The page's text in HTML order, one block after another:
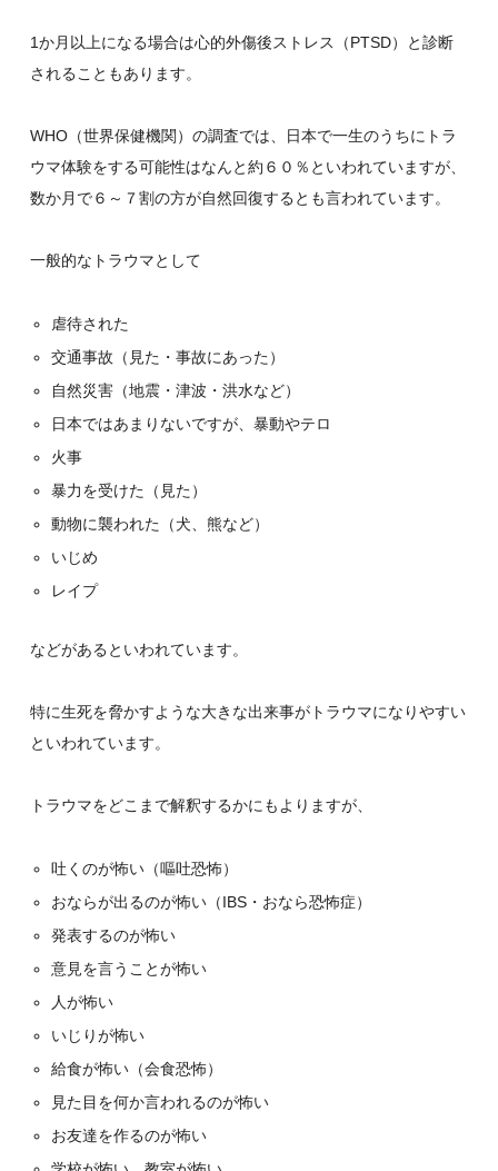
1か月以上になる場合は心的外傷後ストレス（PTSD）と診断
されることもあります。
WHO（世界保健機関）の調査では、日本で一生のうちにトラ
ウマ体験をする可能性はなんと約６０％といわれていますが、
数か月で６～７割の方が自然回復するとも言われています。
一般的なトラウマとして
虐待された
交通事故（見た・事故にあった）
自然災害（地震・津波・洪水など）
日本ではあまりないですが、暴動やテロ
火事
暴力を受けた（見た）
動物に襲われた（犬、熊など）
いじめ
レイプ
などがあるといわれています。
特に生死を脅かすような大きな出来事がトラウマになりやすい
といわれています。
トラウマをどこまで解釈するかにもよりますが、
吐くのが怖い（嘔吐恐怖）
おならが出るのが怖い（IBS・おなら恐怖症）
発表するのが怖い
意見を言うことが怖い
人が怖い
いじりが怖い
給食が怖い（会食恐怖）
見た目を何か言われるのが怖い
お友達を作るのが怖い